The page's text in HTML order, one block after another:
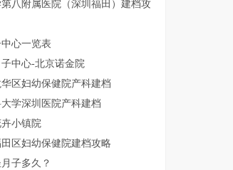
八附属医院（深圳福田）建档攻
心一览表
中心-北京诺金院
区妇幼保健院产科建档
学深圳医院产科建档
小镇院
区妇幼保健院建档攻略
子多久？